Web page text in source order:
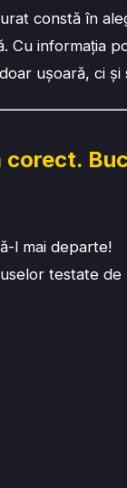
constă în
Cu informația
ușoară, ci și
corect.
l mai departe!
testate de